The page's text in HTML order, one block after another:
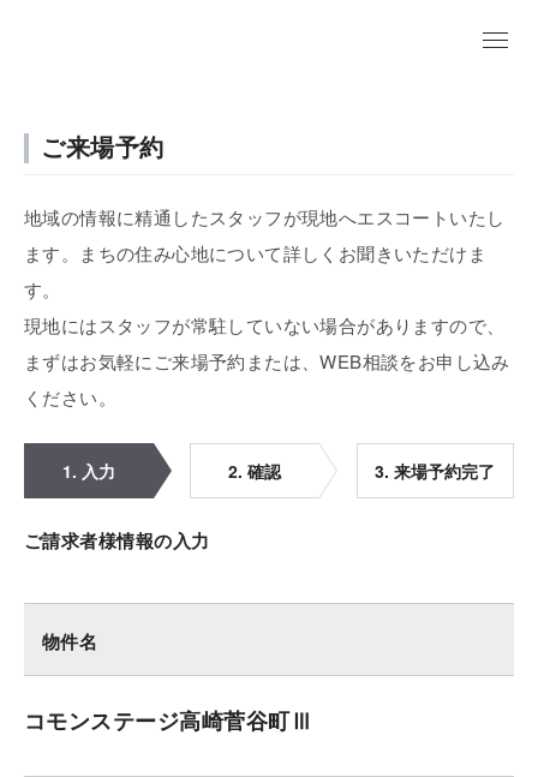
ご来場予約
地域の情報に精通したスタッフが現地へエスコートいたし
ます。まちの住み心地について詳しくお聞きいただけま
す。
現地にはスタッフが常駐していない場合がありますので、
まずはお気軽にご来場予約または、WEB相談をお申し込み
ください。
1. 入力 2. 確認 3. 来場予約完了
ご請求者様情報の入力
物件名
コモンステージ高崎菅谷町Ⅲ